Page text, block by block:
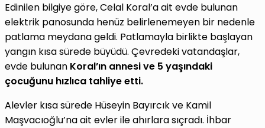
Edinilen bilgiye göre, Celal Koral’a ait evde bulunan
elektrik panosunda henüz belirlenemeyen bir nedenle
patlama meydana geldi. Patlamayla birlikte başlayan
yangın kısa sürede büyüdü. Çevredeki vatandaşlar,
evde bulunan Koral’ın annesi ve 5 yaşındaki
çocuğunu hızlıca tahliye etti.
Alevler kısa sürede Hüseyin Bayırcık ve Kamil
Maşvacıoğlu’na ait evler ile ahırlara sıçradı. İhbar